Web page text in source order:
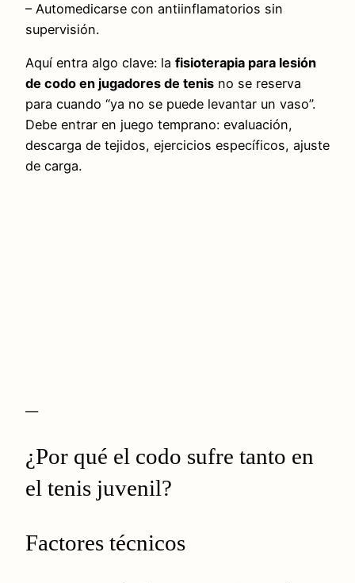
– Automedicarse con antiinflamatorios sin
supervisión.
Aquí entra algo clave: la fisioterapia para lesión
de codo en jugadores de tenis no se reserva
para cuando “ya no se puede levantar un vaso”.
Debe entrar en juego temprano: evaluación,
descarga de tejidos, ejercicios específicos, ajuste
de carga.
—
¿Por qué el codo sufre tanto en
el tenis juvenil?
Factores técnicos